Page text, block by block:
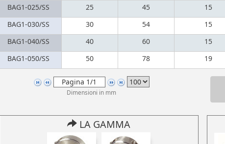
BAG1-025/SS
25 45 15
BAG1-030/SS
30 54 15
BAG1-040/SS
40 60 15
BAG1-050/SS
50 78 19
Dimensioni in mm
LA GAMMA